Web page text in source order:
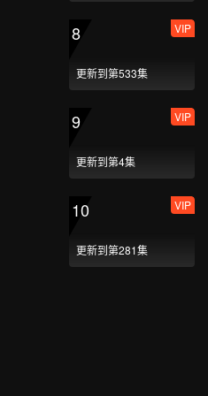
8
更新到第533集
VIP
9
更新到第4集
VIP
10
更新到第281集
VIP